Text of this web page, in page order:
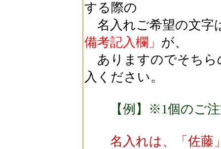
する際の
名入れご希望の文字
備考記入欄」 が、
ありますのでそちら
入ください。
【例】※1個のご注
名入れは、「佐藤